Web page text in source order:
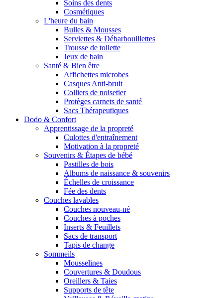
Soins des dents
Cosmétiques
L'heure du bain
Bulles & Mousses
Serviettes & Débarbouillettes
Trousse de toilette
Jeux de bain
Santé & Bien être
Affichettes microbes
Casques Anti-bruit
Colliers de noisetier
Protèges carnets de santé
Sacs Thérapeutiques
Dodo & Confort
Apprentissage de la propreté
Culottes d'entraînement
Motivation à la propreté
Souvenirs & Étapes de bébé
Pastilles de bois
Albums de naissance & souvenirs
Échelles de croissance
Fée des dents
Couches lavables
Couches nouveau-né
Couches à poches
Inserts & Feuillets
Sacs de transport
Tapis de change
Sommeils
Mousselines
Couvertures & Doudous
Oreillers & Taies
Supports de tête